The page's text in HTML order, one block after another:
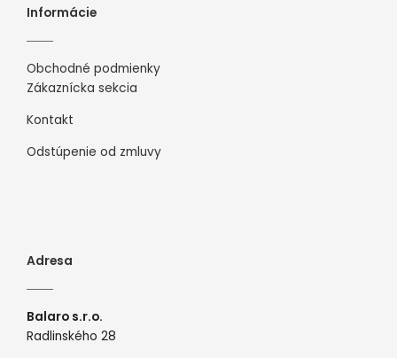
Informácie
Obchodné podmienky
Zákaznícka sekcia
Kontakt
Odstúpenie od zmluvy
Adresa
Balaro s.r.o.
Radlinského 28